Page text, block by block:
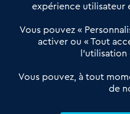
Derniers articles
Réseau 3C : un partenaire
Petitscommerces : Un
proximité et des territoires
expérience utilisateur
Vous pouvez «
activer ou « Tout
Vous pouvez, à tout
de